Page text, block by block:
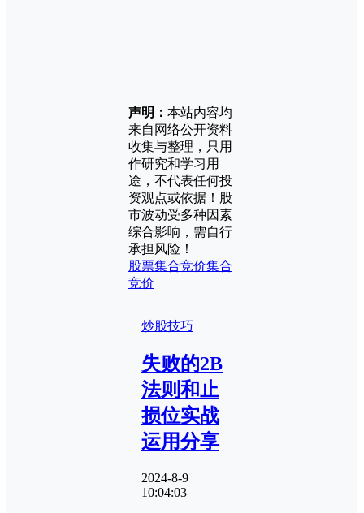
声明： 本站内容均
来自网络公开资料
收集与整理，只用
作研究和学习用
途，不代表任何投
资观点或依据！股
市波动受多种因素
综合影响，需自行
承担风险！
股票集合竞价集合
竞价
炒股技巧
失败的2B
法则和止
损位实战
运用分享
2024-8-9
10:04:03